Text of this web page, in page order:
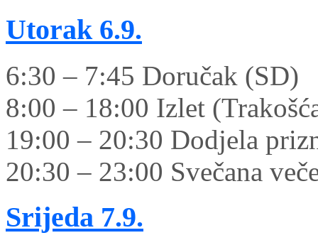
Utorak 6.9.
6:30 – 7:45 Doručak (SD)
8:00 – 18:00 Izlet
19:00 – 20:30 Dodjela
20:30 – 23:00 Svečana
Srijeda 7.9.